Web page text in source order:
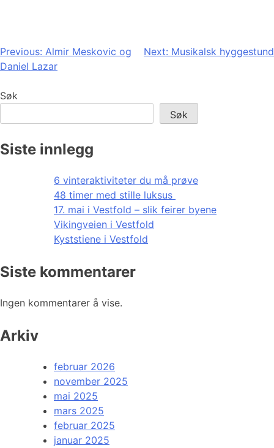
Innleggsnavigasjon
Previous: Almir Meskovic og
Daniel Lazar
Next: Musikalsk hyggestund
Søk
Søk
Siste innlegg
6 vinteraktiviteter du må prøve
48 timer med stille luksus
17. mai i Vestfold – slik feirer byene
Vikingveien i Vestfold
Kyststiene i Vestfold
Siste kommentarer
Ingen kommentarer å vise.
Arkiv
februar 2026
november 2025
mai 2025
mars 2025
februar 2025
januar 2025